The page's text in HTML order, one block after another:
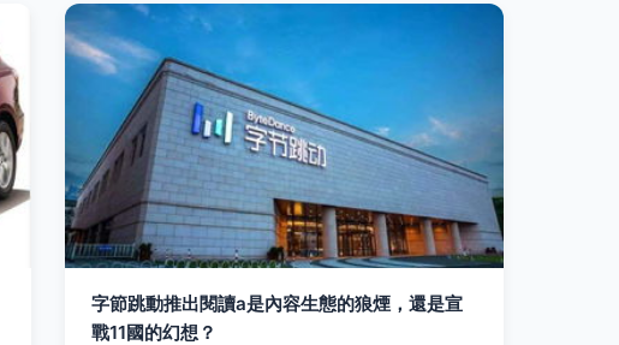
字節跳動推出閱讀a是內容生態的狼煙，還是宣
戰11國的幻想？